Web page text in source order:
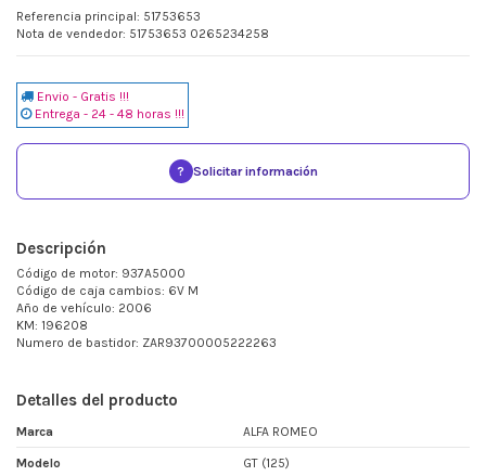
Referencia principal: 51753653
Nota de vendedor: 51753653 0265234258
Envio - Gratis !!!
Entrega - 24 - 48 horas !!!
? Solicitar información
Descripción
Código de motor: 937A5000
Código de caja cambios: 6V M
Año de vehículo: 2006
KM: 196208
Numero de bastidor: ZAR93700005222263
Detalles del producto
Marca ALFA ROMEO
Modelo GT (125)